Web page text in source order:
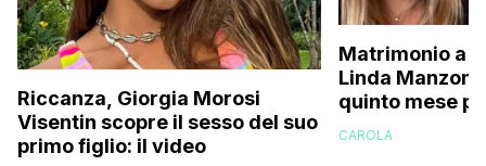
Riccanza, Giorgia Morosi
Visentin scopre il sesso del suo
primo figlio: il video
Matrimonio a
Linda Manzoni
quinto mese
essere in
CAROLA